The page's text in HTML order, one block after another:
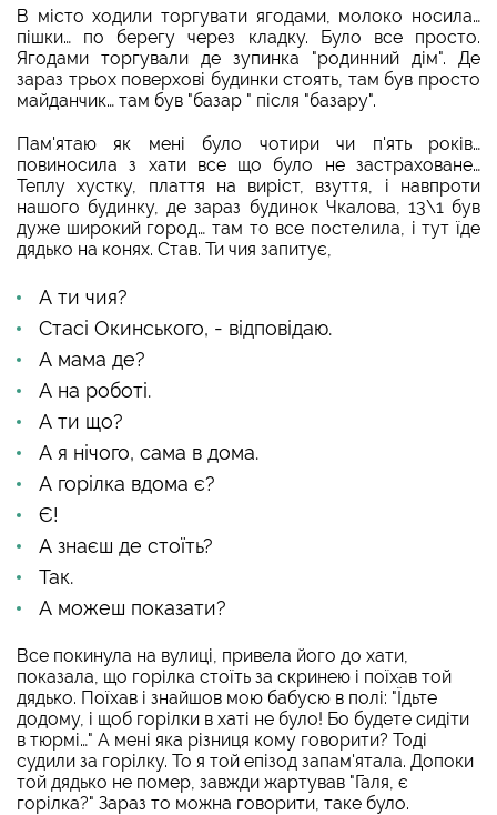
В місто ходили торгувати ягодами, молоко носила…
пішки… по берегу через кладку. Було все просто.
Ягодами торгували де зупинка "родинний дім". Де
зараз трьох поверхові будинки стоять, там був просто
майданчик… там був "базар " після "базару".
Пам'ятаю як мені було чотири чи п'ять років…
повиносила з хати все що було не застраховане…
Теплу хустку, плаття на виріст, взуття, і навпроти
нашого будинку, де зараз будинок Чкалова, 13\1 був
дуже широкий город… там то все постелила, і тут їде
дядько на конях. Став. Ти чия запитує,
А ти чия?
Стасі Окинського, - відповідаю.
А мама де?
А на роботі.
А ти що?
А я нічого, сама в дома.
А горілка вдома є?
Є!
А знаєш де стоїть?
Так.
А можеш показати?
Все покинула на вулиці, привела його до хати,
показала, що горілка стоїть за скринею і поїхав той
дядько. Поїхав і знайшов мою бабусю в полі: "Їдьте
додому, і щоб горілки в хаті не було! Бо будете сидіти
в тюрмі…" А мені яка різниця кому говорити? Тоді
судили за горілку. То я той епізод запам'ятала. Допоки
той дядько не помер, завжди жартував "Галя, є
горілка?" Зараз то можна говорити, таке було.